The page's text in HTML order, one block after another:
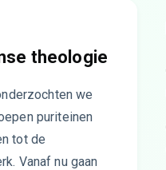
theologie
we
puriteinen
tot de
Vanaf nu gaan